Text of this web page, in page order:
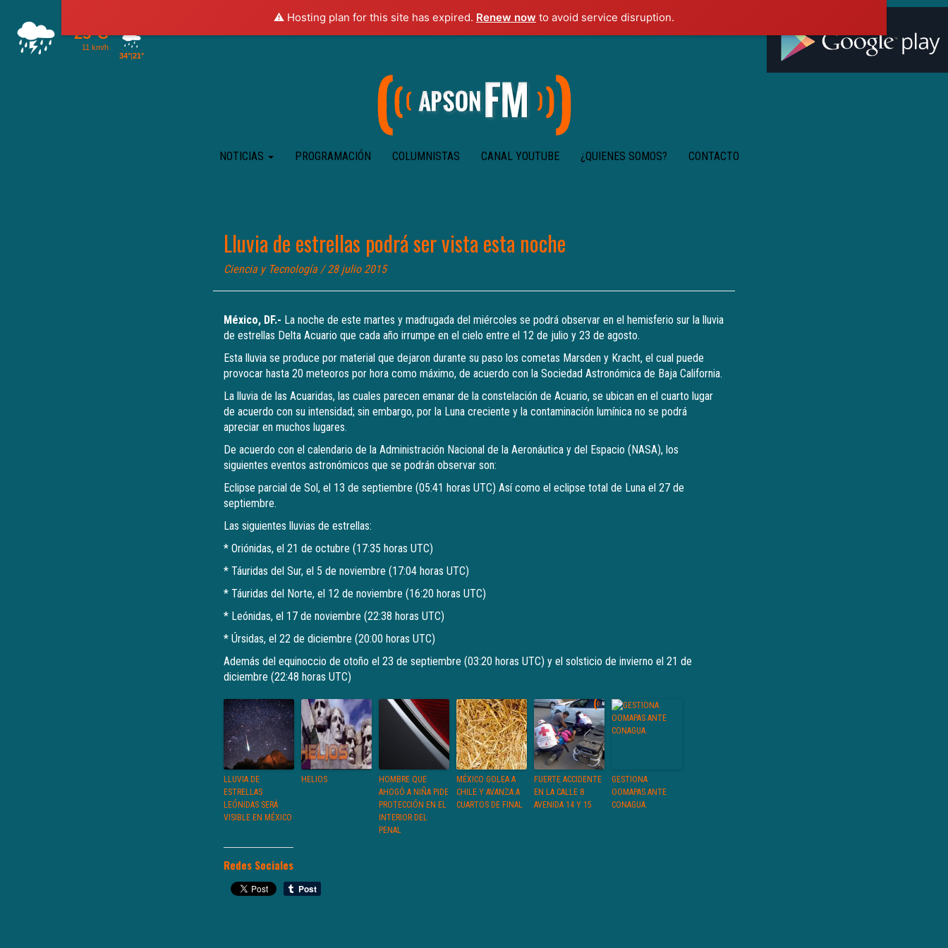
⚠️ Hosting plan for this site has expired. Renew now to avoid service disruption.
NOTICIAS PROGRAMACIÓN COLUMNISTAS CANAL YOUTUBE ¿QUIENES SOMOS? CONTACTO
Lluvia de estrellas podrá ser vista esta noche
Ciencia y Tecnología/ 28 julio 2015
México, DF.- La noche de este martes y madrugada del miércoles se podrá observar en el hemisferio sur la lluvia
de estrellas Delta Acuario que cada año irrumpe en el cielo entre el 12 de julio y 23 de agosto.
Esta lluvia se produce por material que dejaron durante su paso los cometas Marsden y Kracht, el cual puede
provocar hasta 20 meteoros por hora como máximo, de acuerdo con la Sociedad Astronómica de Baja California.
La lluvia de las Acuaridas, las cuales parecen emanar de la constelación de Acuario, se ubican en el cuarto lugar
de acuerdo con su intensidad; sin embargo, por la Luna creciente y la contaminación lumínica no se podrá
apreciar en muchos lugares.
De acuerdo con el calendario de la Administración Nacional de la Aeronáutica y del Espacio (NASA), los
siguientes eventos astronómicos que se podrán observar son:
Eclipse parcial de Sol, el 13 de septiembre (05:41 horas UTC) Así como el eclipse total de Luna el 27 de
septiembre.
Las siguientes lluvias de estrellas:
* Oriónidas, el 21 de octubre (17:35 horas UTC)
* Táuridas del Sur, el 5 de noviembre (17:04 horas UTC)
* Táuridas del Norte, el 12 de noviembre (16:20 horas UTC)
* Leónidas, el 17 de noviembre (22:38 horas UTC)
* Úrsidas, el 22 de diciembre (20:00 horas UTC)
Además del equinoccio de otoño el 23 de septiembre (03:20 horas UTC) y el solsticio de invierno el 21 de
diciembre (22:48 horas UTC)
LLUVIA DE
ESTRELLAS
LEÓNIDAS SERÁ
VISIBLE EN MÉXICO
HELIOS
HOMBRE QUE
AHOGÓ A NIÑA PIDE
PROTECCIÓN EN EL
INTERIOR DEL
PENAL
MÉXICO GOLEA A
CHILE Y AVANZA A
CUARTOS DE FINAL
FUERTE ACCIDENTE
EN LA CALLE 8
AVENIDA 14 Y 15
GESTIONA
OOMAPAS ANTE
CONAGUA.
Redes Sociales